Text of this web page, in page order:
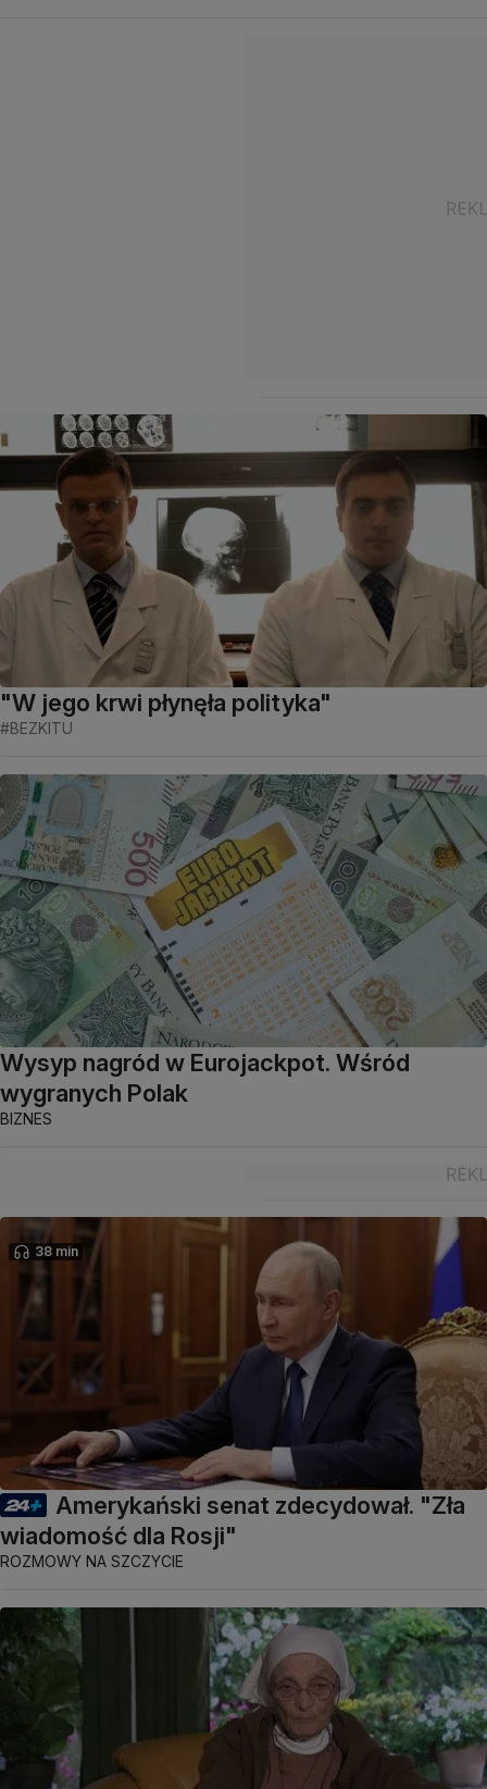
"W jego krwi płynęła polityka"
#BEZKITU
Wysyp nagród w Eurojackpot. Wśród
wygranych Polak
BIZNES
38 min
Amerykański senat zdecydował. "Zła
wiadomość dla Rosji"
ROZMOWY NA SZCZYCIE